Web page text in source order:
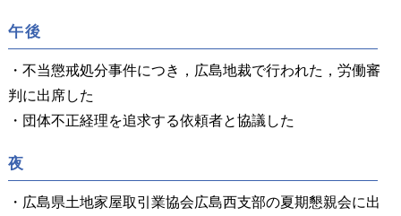
午後
・不当懲戒処分事件につき，広島地裁で行われた，労働審
判に出席した
・団体不正経理を追求する依頼者と協議した
夜
・広島県土地家屋取引業協会広島西支部の夏期懇親会に出